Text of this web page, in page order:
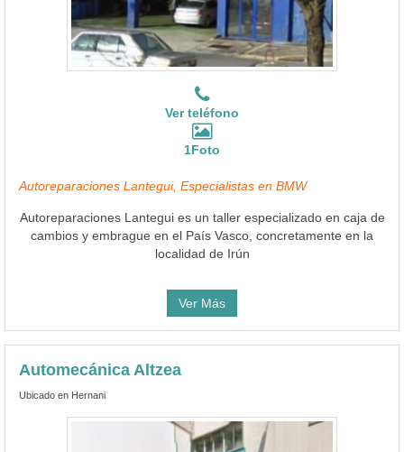
Ver teléfono
1Foto
Autoreparaciones Lantegui, Especialistas en BMW
Autoreparaciones Lantegui es un taller especializado en caja de
cambios y embrague en el País Vasco, concretamente en la
localidad de Irún
Ver Más
Automecánica Altzea
Ubicado en Hernani